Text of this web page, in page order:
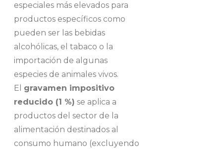
especiales más elevados para
productos específicos como
pueden ser las bebidas
alcohólicas, el tabaco o la
importación de algunas
especies de animales vivos.
El gravamen impositivo
reducido (1 %) se aplica a
productos del sector de la
alimentación destinados al
consumo humano (excluyendo